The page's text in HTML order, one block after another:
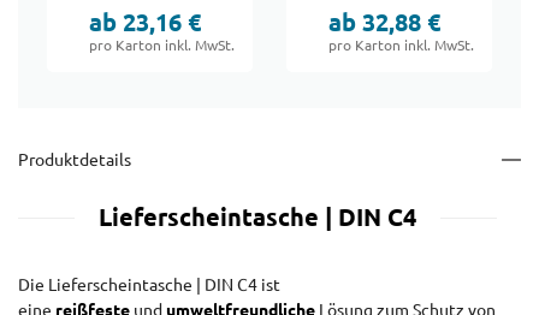
ab 23,16 €
pro Karton inkl. MwSt.
ab 32,88 €
pro Karton inkl. MwSt.
Produktdetails
Lieferscheintasche | DIN C4
Die Lieferscheintasche | DIN C4 ist
eine reißfeste und umweltfreundliche Lösung zum Schutz von